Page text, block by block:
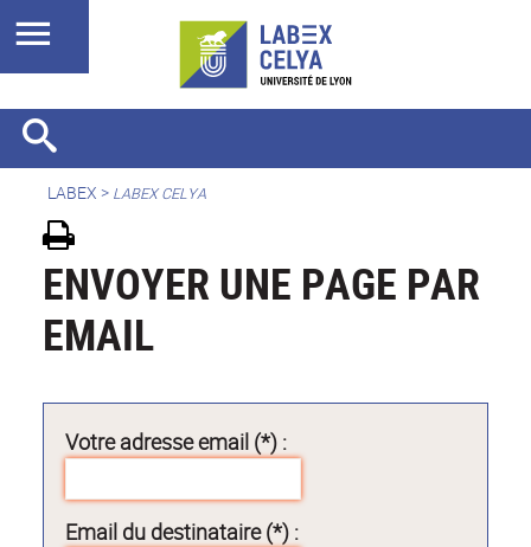
LABEX > LABEX CELYA
ENVOYER UNE PAGE PAR
EMAIL
Votre adresse email (*) :
Email du destinataire (*) :